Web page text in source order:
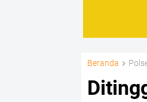
Beranda